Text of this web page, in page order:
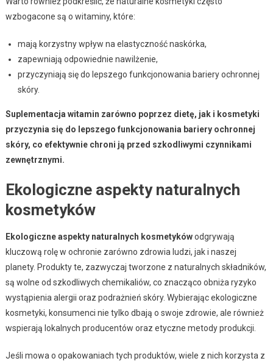
wzbogacone są o witaminy, które:
mają korzystny wpływ na elastyczność naskórka,
zapewniają odpowiednie nawilżenie,
przyczyniają się do lepszego funkcjonowania bariery ochronnej
skóry.
Suplementacja witamin zarówno poprzez dietę, jak i kosmetyki
przyczynia się do lepszego funkcjonowania bariery ochronnej
skóry, co efektywnie chroni ją przed szkodliwymi czynnikami
zewnętrznymi.
Ekologiczne aspekty naturalnych
kosmetyków
Ekologiczne aspekty naturalnych kosmetykówodgrywają
kluczową rolę w ochronie zarówno zdrowia ludzi, jak i naszej
planety. Produkty te, zazwyczaj tworzone z naturalnych składników,
są wolne od szkodliwych chemikaliów, co znacząco obniża ryzyko
wystąpienia alergii oraz podrażnień skóry. Wybierając ekologiczne
kosmetyki, konsumenci nie tylko dbają o swoje zdrowie, ale również
wspierają lokalnych producentów oraz etyczne metody produkcji.
Jeśli mowa o opakowaniach tych produktów, wiele z nich korzysta z